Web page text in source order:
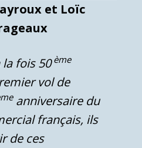
et Loïc
la fois 50 ème
vol de
anniversaire du
français, ils
de ces